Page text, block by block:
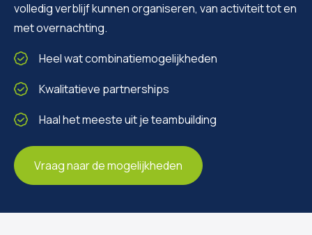
volledig verblijf kunnen organiseren, van activiteit tot en
met overnachting.
Heel wat combinatiemogelijkheden
Kwalitatieve partnerships
Haal het meeste uit je teambuilding
Vraag naar de mogelijkheden